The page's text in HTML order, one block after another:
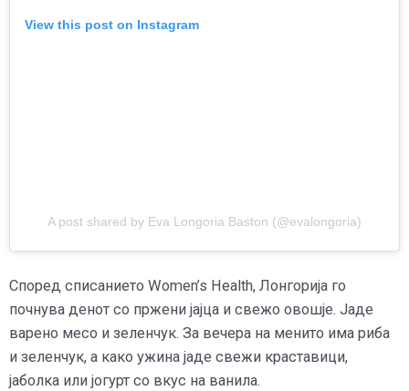
View this post on Instagram
A post shared by Eva Longoria Baston (@evalongoria)
Според списанието Women’s Health, Лонгорија го
почнува денот со пржени јајца и свежо овошје. Јаде
варено месо и зеленчук. За вечера на менито има риба
и зеленчук, а како ужина јаде свежи краставици,
јаболка или јогурт со вкус на ванила.